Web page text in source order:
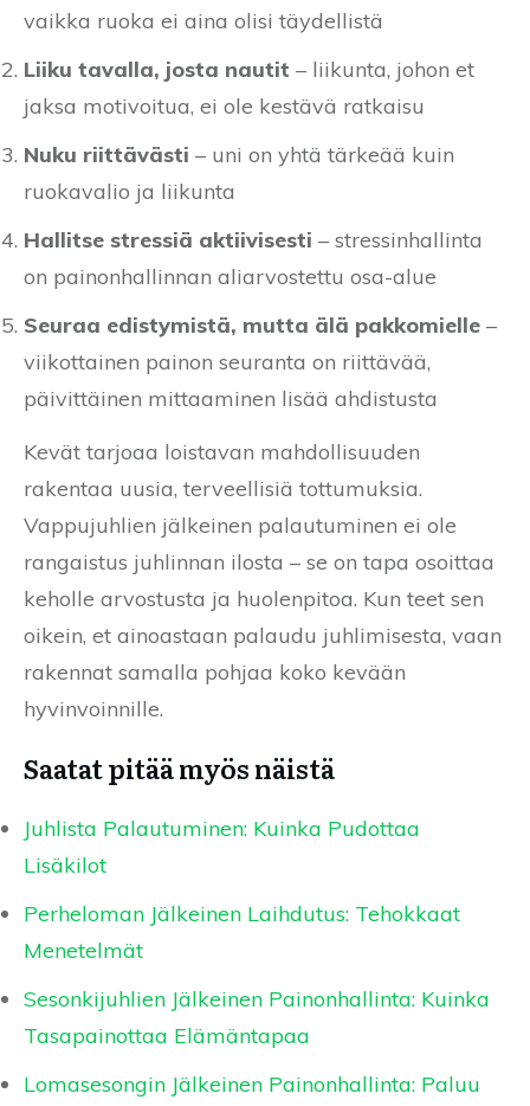
vaikka ruoka ei aina olisi täydellistä
Liiku tavalla, josta nautit – liikunta, johon et
jaksa motivoitua, ei ole kestävä ratkaisu
Nuku riittävästi – uni on yhtä tärkeää kuin
ruokavalio ja liikunta
Hallitse stressiä aktiivisesti – stressinhallinta
on painonhallinnan aliarvostettu osa-alue
Seuraa edistymistä, mutta älä pakkomielle –
viikottainen painon seuranta on riittävää,
päivittäinen mittaaminen lisää ahdistusta
Kevät tarjoaa loistavan mahdollisuuden
rakentaa uusia, terveellisiä tottumuksia.
Vappujuhlien jälkeinen palautuminen ei ole
rangaistus juhlinnan ilosta – se on tapa osoittaa
keholle arvostusta ja huolenpitoa. Kun teet sen
oikein, et ainoastaan palaudu juhlimisesta, vaan
rakennat samalla pohjaa koko kevään
hyvinvoinnille.
Saatat pitää myös näistä
Juhlista Palautuminen: Kuinka Pudottaa
Lisäkilot
Perheloman Jälkeinen Laihdutus: Tehokkaat
Menetelmät
Sesonkijuhlien Jälkeinen Painonhallinta: Kuinka
Tasapainottaa Elämäntapaa
Lomasesongin Jälkeinen Painonhallinta: Paluu